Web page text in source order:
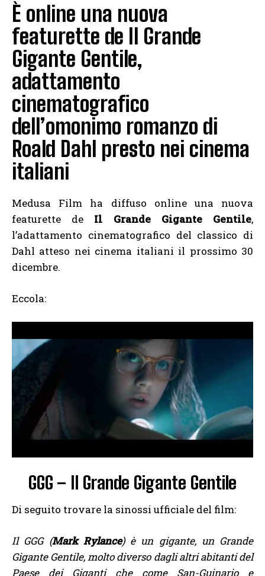
È online una nuova
featurette de Il Grande
Gigante Gentile,
adattamento
cinematografico
dell’omonimo romanzo di
Roald Dahl presto nei cinema
italiani
Medusa Film ha diffuso online una nuova
featurette de Il Grande Gigante Gentile,
l’adattamento cinematografico del classico di
Dahl atteso nei cinema italiani il prossimo 30
dicembre.
Eccola:
GGG – Il Grande Gigante Gentile
Di seguito trovare la sinossi ufficiale del film:
Il GGG (Mark Rylance) è un gigante, un Grande
Gigante Gentile, molto diverso dagli altri abitanti del
Paese dei Giganti che come San-Guinario e